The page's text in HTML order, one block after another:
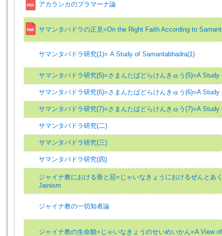
アカランカのプラマーナ論
サマンタバドラの正見=On the Right Faith According to
サマンタバドラ研究(1)= A Study of Samantabhadra(1)
サマンタバドラ研究(5)=さまんたばどらけんきゅう(5)=A Study
サマンタバドラ研究(6)=さまんたばどらけんきゅう(6)=A Study
サマンタバドラ研究(7)=さまんたばどらけんきゅう(7)=A Study
サマンタバドラ研究(二)
サマンタバドラ研究(三)
サマンタバドラ研究(四)
ジャイナ教における善と惡=じゃいなきょうにおけるぜんとあ
Jainism
ジャイナ教の一切知者論
ジャイナ教の生命観=じゃいなきょうのせいめいかん=A View